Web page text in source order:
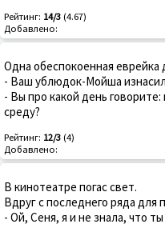
Рейтинг: 14/3 (4.67)
Добавлено:
Одна обеспокоенная еврейка
- Ваш ублюдок-Мойша
- Вы про какой день
среду?
Рейтинг: 12/3 (4)
Добавлено:
В кинотеатре погас свет.
Вдруг с последнего ряда для
- Ой, Сеня, я и не знала, что